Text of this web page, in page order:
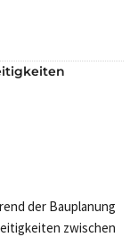
der Bauplanung
zwischen